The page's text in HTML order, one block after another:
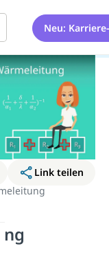
Neu:
Link teilen